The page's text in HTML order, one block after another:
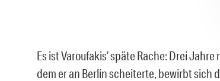
Es ist Varoufakis’ späte Rache: Drei
dem er an Berlin scheiterte, bewirbt sich